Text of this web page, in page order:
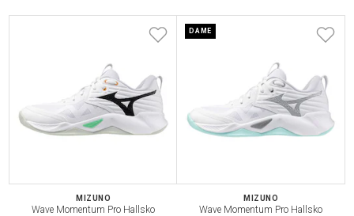
MIZUNO
Wave Momentum Pro Hallsko
DAME
MIZUNO
Wave Momentum Pro Hallsko